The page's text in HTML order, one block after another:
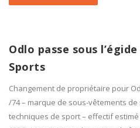
Odlo passe sous
Sports
Changement de propriétaire pour
/74 – marque de sous-vêtements
techniques de sport – effectif estimé :